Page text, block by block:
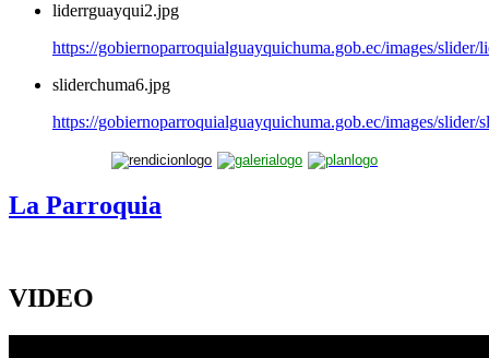
liderrguayqui2.jpg
https://gobiernoparroquialguayquichuma.gob.ec/images/slider/
sliderchuma6.jpg
https://gobiernoparroquialguayquichuma.gob.ec/images/slider/
La Parroquia
VIDEO